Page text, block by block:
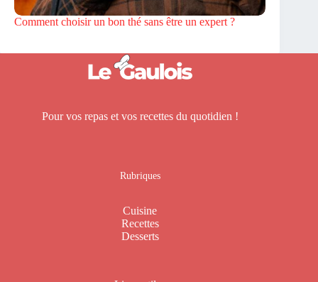
Comment choisir un bon thé sans être un expert ?
Pour vos repas et vos recettes du quotidien !
Rubriques
Cuisine
Recettes
Desserts